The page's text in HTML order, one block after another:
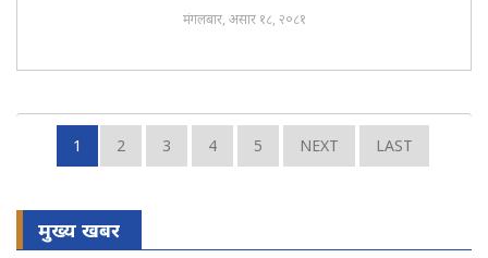
मंगलबार, असार १८, २०८१
1 2 3 4 5 NEXT LAST
मुख्य खबर